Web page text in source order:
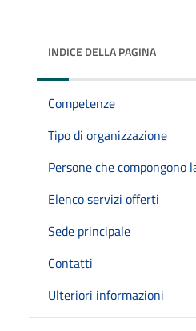
INDICE DELLA PAGINA
Competenze
Tipo di organizzazione
Persone che
Elenco servizi offerti
Sede principale
Contatti
Ulteriori informazioni